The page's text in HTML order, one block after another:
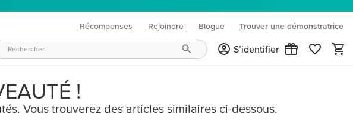
Récompenses Rejoindre Blogue
(opens in new tab)
Trouver une démonstratrice
S’identifier
!
Vous trouverez des articles similaires ci-dessous.